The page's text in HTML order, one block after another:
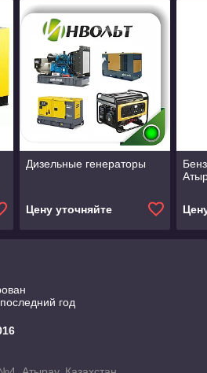
Дизельные генераторы
Цену уточняйте
год